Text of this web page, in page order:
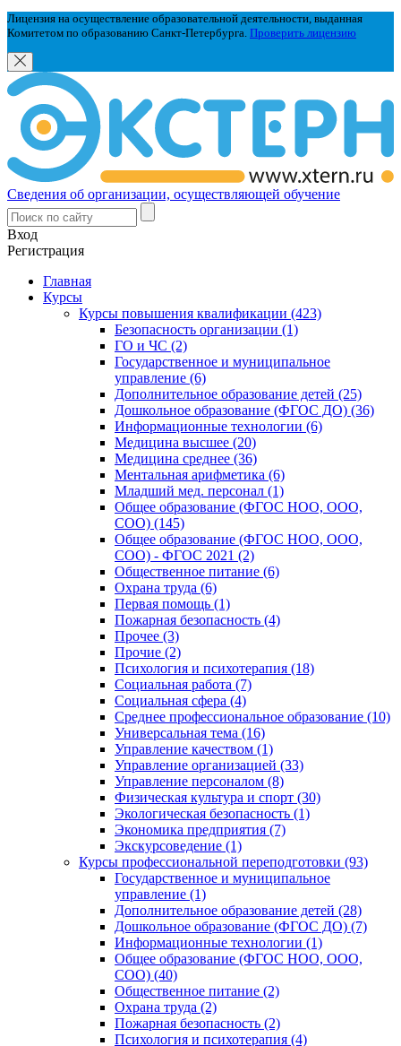
Лицензия на осуществление образовательной деятельности, выданная
Комитетом по образованию Санкт-Петербурга. Проверить лицензию
Сведения об организации, осуществляющей обучение
Вход
Регистрация
Главная
Курсы
Курсы повышения квалификации (423)
Безопасность организации (1)
ГО и ЧС (2)
Государственное и муниципальное
управление (6)
Дополнительное образование детей (25)
Дошкольное образование (ФГОС ДО) (36)
Информационные технологии (6)
Медицина высшее (20)
Медицина среднее (36)
Ментальная арифметика (6)
Младший мед. персонал (1)
Общее образование (ФГОС НОО, ООО,
СОО) (145)
Общее образование (ФГОС НОО, ООО,
СОО) - ФГОС 2021 (2)
Общественное питание (6)
Охрана труда (6)
Первая помощь (1)
Пожарная безопасность (4)
Прочее (3)
Прочие (2)
Психология и психотерапия (18)
Социальная работа (7)
Социальная сфера (4)
Среднее профессиональное образование (10)
Универсальная тема (16)
Управление качеством (1)
Управление организацией (33)
Управление персоналом (8)
Физическая культура и спорт (30)
Экологическая безопасность (1)
Экономика предприятия (7)
Экскурсоведение (1)
Курсы профессиональной переподготовки (93)
Государственное и муниципальное
управление (1)
Дополнительное образование детей (28)
Дошкольное образование (ФГОС ДО) (7)
Информационные технологии (1)
Общее образование (ФГОС НОО, ООО,
СОО) (40)
Общественное питание (2)
Охрана труда (2)
Пожарная безопасность (2)
Психология и психотерапия (4)